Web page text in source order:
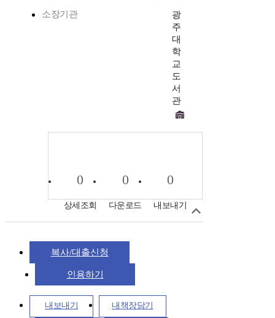
소장기관
광
주
대
학
교
도
서
관
0
상세조회
0
다운로드
0
내보내기
복사/대출신청
인용하기
내보내기 내책장담기